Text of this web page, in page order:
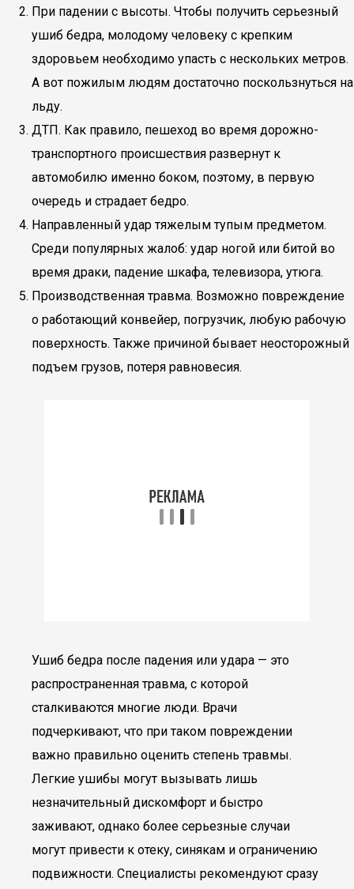
При падении с высоты. Чтобы получить серьезный
ушиб бедра, молодому человеку с крепким
здоровьем необходимо упасть с нескольких метров.
А вот пожилым людям достаточно поскользнуться на
льду.
ДТП. Как правило, пешеход во время дорожно-
транспортного происшествия развернут к
автомобилю именно боком, поэтому, в первую
очередь и страдает бедро.
Направленный удар тяжелым тупым предметом.
Среди популярных жалоб: удар ногой или битой во
время драки, падение шкафа, телевизора, утюга.
Производственная травма. Возможно повреждение
о работающий конвейер, погрузчик, любую рабочую
поверхность. Также причиной бывает неосторожный
подъем грузов, потеря равновесия.
Ушиб бедра после падения или удара — это
распространенная травма, с которой
сталкиваются многие люди. Врачи
подчеркивают, что при таком повреждении
важно правильно оценить степень травмы.
Легкие ушибы могут вызывать лишь
незначительный дискомфорт и быстро
заживают, однако более серьезные случаи
могут привести к отеку, синякам и ограничению
подвижности. Специалисты рекомендуют сразу